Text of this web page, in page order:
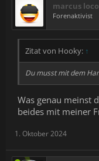
marcus
Forenaktivist
Zitat von Hooky: ↑
Du musst mit dem
Was genau meinst
beides mit meiner
1. Oktober 2024